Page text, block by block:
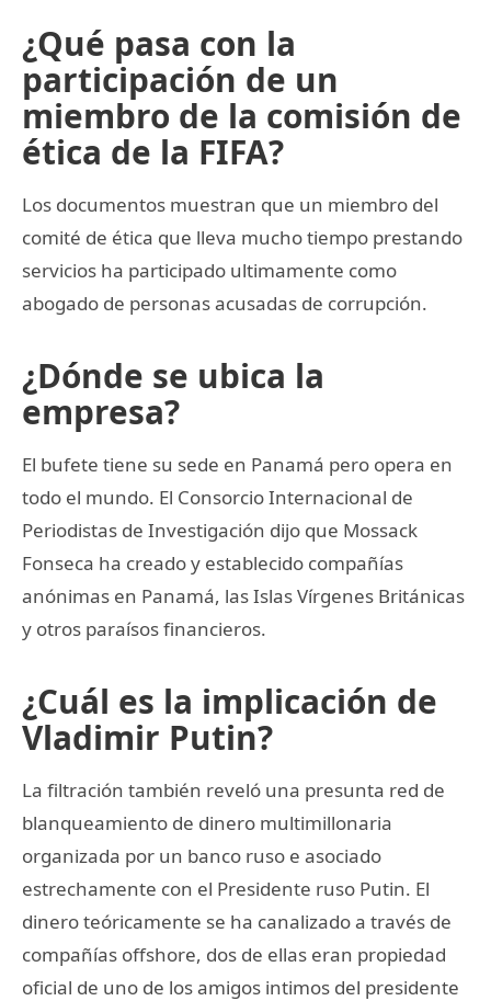
¿Qué pasa con la
participación de un
miembro de la comisión de
ética de la FIFA?
Los documentos muestran que un miembro del
comité de ética que lleva mucho tiempo prestando
servicios ha participado ultimamente como
abogado de personas acusadas de corrupción.
¿Dónde se ubica la
empresa?
El bufete tiene su sede en Panamá pero opera en
todo el mundo. El Consorcio Internacional de
Periodistas de Investigación dijo que Mossack
Fonseca ha creado y establecido compañías
anónimas en Panamá, las Islas Vírgenes Británicas
y otros paraísos financieros.
¿Cuál es la implicación de
Vladimir Putin?
La filtración también reveló una presunta red de
blanqueamiento de dinero multimillonaria
organizada por un banco ruso e asociado
estrechamente con el Presidente ruso Putin. El
dinero teóricamente se ha canalizado a través de
compañías offshore, dos de ellas eran propiedad
oficial de uno de los amigos intimos del presidente